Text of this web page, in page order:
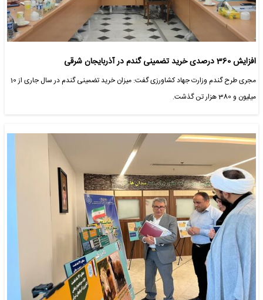
افزایش 360 درصدی خرید تضمینی گندم در آذربایجان شرقی
مجری طرح گندم وزارت جهاد کشاورزی گفت: میزان خرید تضمینی گندم در سال جاری از 10
میلیون و 380 هزار تن گذشت.